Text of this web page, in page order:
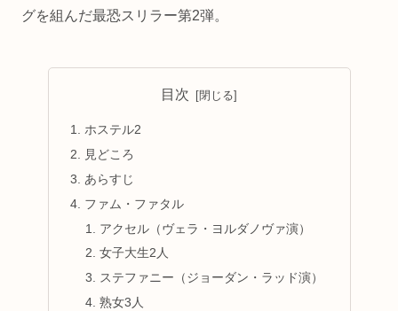
グを組んだ最恐スリラー第2弾。
目次
ホステル2
見どころ
あらすじ
ファム・ファタル
アクセル（ヴェラ・ヨルダノヴァ演）
女子大生2人
ステファニー（ジョーダン・ラッド演）
熟女3人